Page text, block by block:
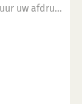
uw afdruk
dit